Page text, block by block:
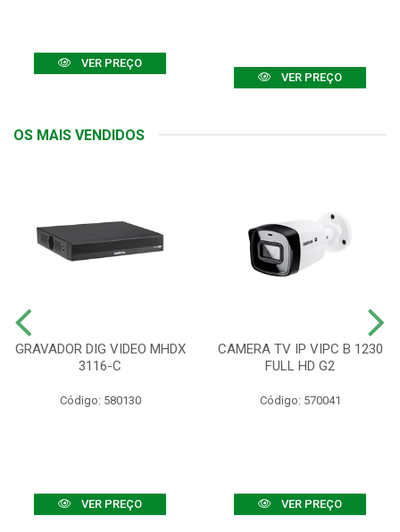
VER PREÇO
VER PREÇO
OS MAIS VENDIDOS
GRAVADOR DIG VIDEO MHDX
3116-C
Código: 580130
VER PREÇO
CAMERA TV IP VIPC B 1230
FULL HD G2
Código: 570041
VER PREÇO